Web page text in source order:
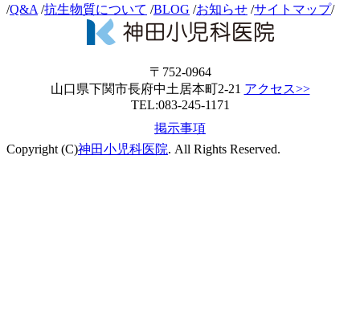
/Q&A /抗生物質について /BLOG /お知らせ /サイトマップ/
〒752-0964
山口県下関市長府中土居本町2-21 アクセス>>
TEL:083-245-1171
掲示事項
Copyright (C)神田小児科医院. All Rights Reserved.